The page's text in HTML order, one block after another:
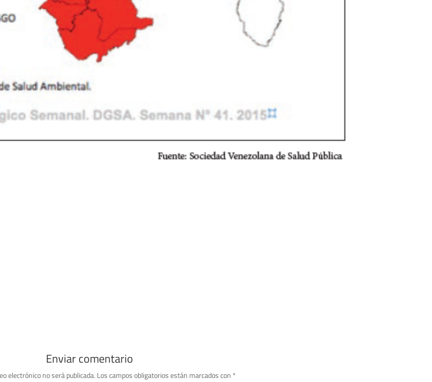
Enviar comentario
electrónico no será publicada. Los campos obligatorios están marcados con *